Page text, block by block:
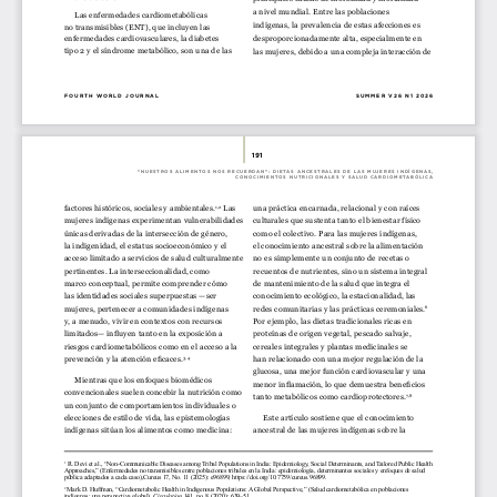
SUMMER V26 N1 2026
FOURTH WORLD JOURNAL
Las enfermedades cardiometabólicas
no transmisibles (ENT), que incluyen las
enfermedades cardiovasculares, la diabetes
tipo 2 y el síndrome metabólico, son una de las
a nivel mundial. Entre las poblaciones
indígenas, la prevalencia de estas afecciones es
desproporcionadamente alta, especialmente en
las mujeres, debido a una compleja interacción de
191
“NUESTROS ALIMENTOS NOS RECUERDAN”: DIETAS ANCESTRALES DE LAS MUJERES INDÍGENAS,
CONOCIMIENTOS NUTRICIONALES Y SALUD CARDIOMETABÓLICA
factores históricos, sociales y ambientales.
Las
mujeres indígenas experimentan vulnerabilidades
únicas derivadas de la intersección de género,
la indigenidad, el estatus socioeconómico y el
acceso limitado a servicios de salud culturalmente
pertinentes. La interseccionalidad, como
marco conceptual, permite comprender cómo
las identidades sociales superpuestas —ser
mujeres, pertenecer a comunidades indígenas
y, a menudo, vivir en contextos con recursos
limitados— influyen tanto en la exposición a
riesgos cardiometabólicos como en el acceso a la
prevención y la atención eficaces.
Mientras que los enfoques biomédicos
convencionales suelen concebir la nutrición como
un conjunto de comportamientos individuales o
elecciones de estilo de vida, las epistemologías
indígenas sitúan los alimentos como medicina:
una práctica encarnada, relacional y con raíces
culturales que sustenta tanto el bienestar físico
como el colectivo. Para las mujeres indígenas,
el conocimiento ancestral sobre la alimentación
no es simplemente un conjunto de recetas o
recuentos de nutrientes, sino un sistema integral
de mantenimiento de la salud que integra el
conocimiento ecológico, la estacionalidad, las
redes comunitarias y las prácticas ceremoniales.6
Por ejemplo, las dietas tradicionales ricas en
proteínas de origen vegetal, pescado salvaje,
cereales integrales y plantas medicinales se
han relacionado con una mejor regulación de la
glucosa, una mejor función cardiovascular y una
menor inflamación, lo que demuestra beneficios
tanto metabólicos como cardioprotectores.7,8
Este artículo sostiene que el conocimiento
ancestral de las mujeres indígenas sobre la
1 R. Devi et al., “Non-Communicable Diseases among Tribal Populations in India: Epidemiology, Social Determinants, and Tailored Public Health
Approaches,” (Enfermedades no transmisibles entre poblaciones tribales en la India: epidemiología, determinantes sociales y enfoques de salud
pública adaptados a cada caso),Cureus 17, No. 11 (2025): e96899, https://doi.org/10.7759/cureus.96899.
Mark D. Huffman, “Cardiometabolic Health in Indigenous Populations: A Global Perspective,” (Salud cardiometabólica en poblaciones
indígenas: una perspectiva global), Circulation 141, no. 8 (2020): 639–51.